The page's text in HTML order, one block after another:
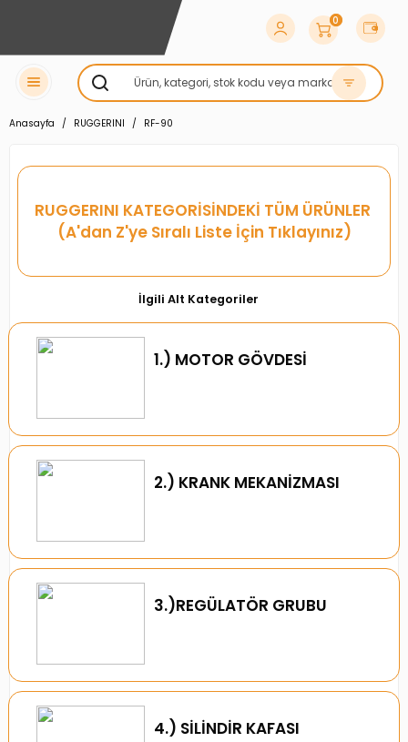
0
Anasayfa RUGGERINI RF-90
RUGGERINI KATEGORİSİNDEKİ TÜM ÜRÜNLER
(A'dan Z'ye Sıralı Liste İçin Tıklayınız)
İlgili Alt Kategoriler
1.) MOTOR GÖVDESİ
2.) KRANK MEKANİZMASI
3.)REGÜLATÖR GRUBU
4.) SİLİNDİR KAFASI